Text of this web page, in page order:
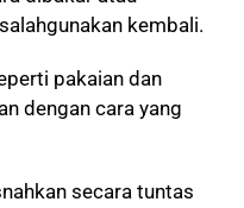
kembali.
pakaian dan
dengan cara yang
secara tuntas